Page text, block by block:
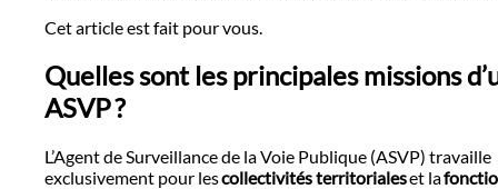
Cet article est fait pour vous.
Quelles sont les principales missions
ASVP ?
L’Agent de Surveillance de la Voie Publique (ASVP) travaille
exclusivement pour lescollectivités territorialeset la